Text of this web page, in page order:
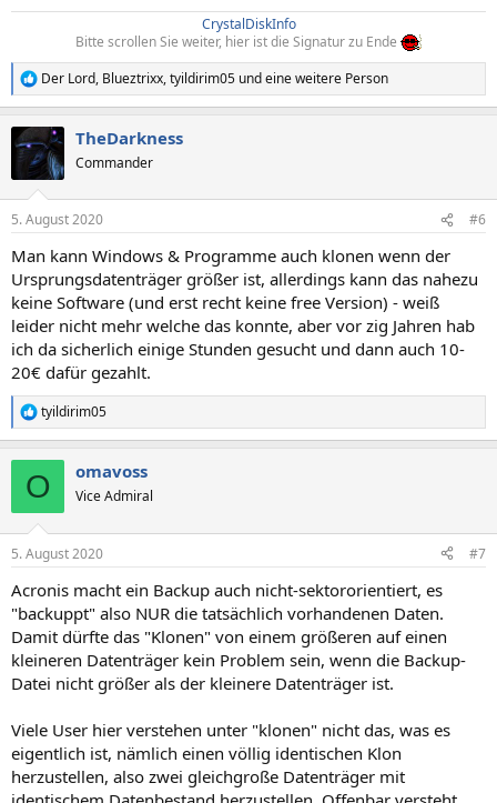
CrystalDiskInfo
Bitte scrollen Sie weiter, hier ist die Signatur zu Ende
R
e
k
t
e
:
Der Lord, Blueztrixx,tyildirim05 und eine weitere Person
TheDarkness
Commander
5. August 2020 #6
Man kann Windows & Programme auch klonen wenn der
Ursprungsdatenträger größer ist, allerdings kann das nahezu
keine Software (und erst recht keine free Version) - weiß
leider nicht mehr welche das konnte, aber vor zig Jahren hab
ich da sicherlich einige Stunden gesucht und dann auch 10-
20€ dafür gezahlt.
R
e
e
:
tyildirim05
O omavoss
Vice Admiral
5. August 2020 #7
Acronis macht ein Backup auch nicht-sektororientiert, es
"backuppt" also NUR die tatsächlich vorhandenen Daten.
Damit dürfte das "Klonen" von einem größeren auf einen
kleineren Datenträger kein Problem sein, wenn die Backup-
Datei nicht größer als der kleinere Datenträger ist.
Viele User hier verstehen unter "klonen" nicht das, was es
eigentlich ist, nämlich einen völlig identischen Klon
herzustellen, also zwei gleichgroße Datenträger mit